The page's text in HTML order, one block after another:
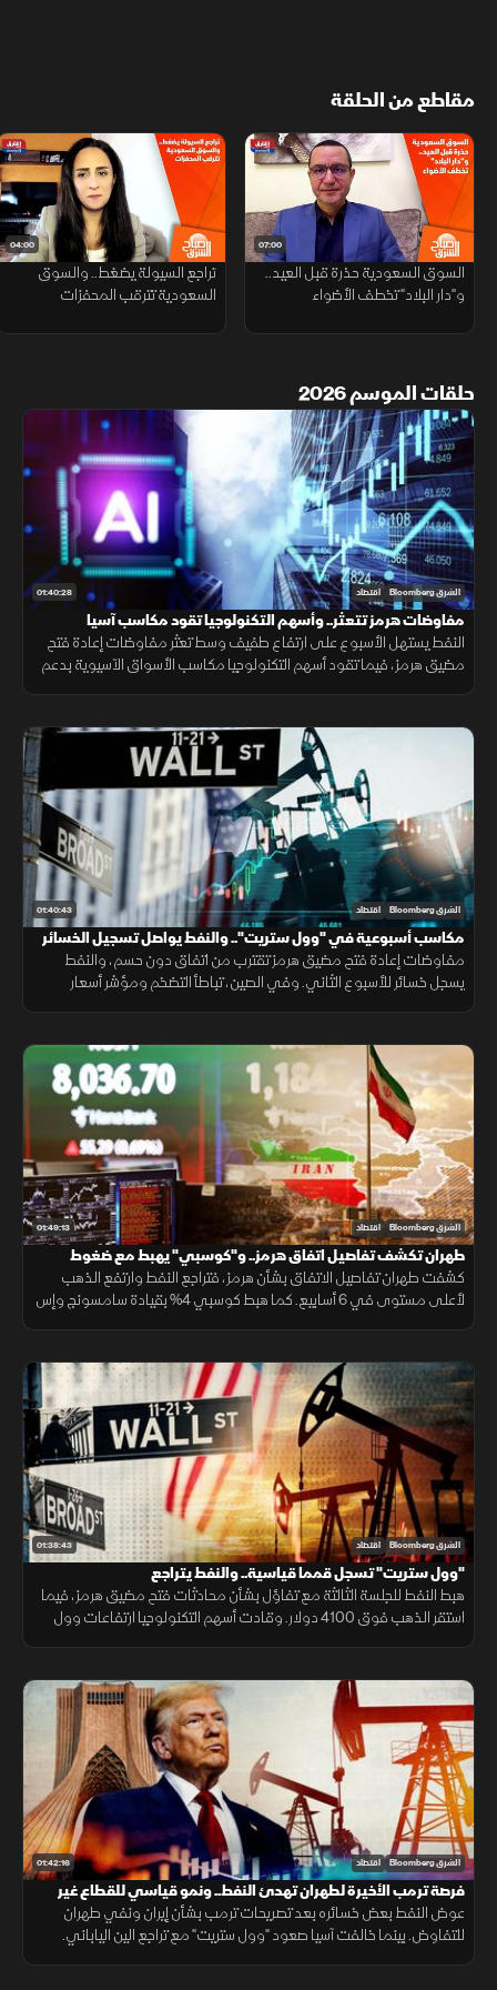
مقاطع من الحلقة
07:00
السوق السعودية حذرة قبل العيد..
و"دار البلاد" تخطف الأضواء
04:00
تراجع السيولة يضغط.. والسوق
السعودية تترقب المحفزات
حلقات الموسم 2026
01:40:28 الشرق Bloomberg اقتصاد
مفاوضات هرمز تتعثر.. وأسهم التكنولوجيا تقود مكاسب آسيا
النفط يستهل الأسبوع على ارتفاع طفيف وسط تعثر مفاوضات إعادة فتح
مضيق هرمز، فيما تقود أسهم التكنولوجيا مكاسب الأسواق الآسيوية بدعم
01:40:43 الشرق Bloomberg اقتصاد
مكاسب أسبوعية في "وول ستريت".. والنفط يواصل تسجيل الخسائر
مفاوضات إعادة فتح مضيق هرمز تقترب من اتفاق دون حسم، والنفط
يسجل خسائر للأسبوع الثاني. وفي الصين، تباطأ التضخم ومؤشر أسعار
01:49:13 الشرق Bloomberg اقتصاد
طهران تكشف تفاصيل اتفاق هرمز.. و"كوسبي" يهبط مع ضغوط
الذكاء الاصطناعي
كشفت طهران تفاصيل الاتفاق بشأن هرمز، فتراجع النفط وارتفع الذهب
لأعلى مستوى في 6 أسابيع. كما هبط كوسبي 4% بقيادة سامسونج وإس
01:38:43 الشرق Bloomberg اقتصاد
"وول ستريت" تسجل قمما قياسية.. والنفط يتراجع
هبط النفط للجلسة الثالثة مع تفاؤل بشأن محادثات فتح مضيق هرمز، فيما
استقر الذهب فوق 4100 دولار. وقادت أسهم التكنولوجيا ارتفاعات وول
01:42:16 الشرق Bloomberg اقتصاد
فرصة ترمب الأخيرة لطهران تهدئ النفط.. ونمو قياسي للقطاع غير
النفطي السعودي
عوض النفط بعض خسائره بعد تصريحات ترمب بشأن إيران ونفي طهران
للتفاوض. بينما خالفت آسيا صعود "وول ستريت" مع تراجع الين الياباني.